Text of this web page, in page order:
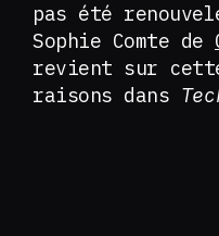
pas été
Sophie Comte de
revient sur
raisons dans